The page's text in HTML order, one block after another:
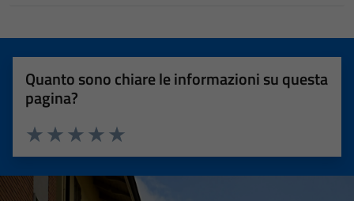
Quanto sono chiare le informazioni su questa
pagina?
Valuta 5 stelle su 5
Valuta 4 stelle su 5
Valuta 3 stelle su 5
Valuta 2 stelle su 5
Valuta 1 stelle su 5